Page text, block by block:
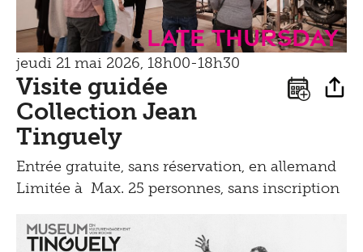
Late Thursday
jeudi 21 mai 2026, 18h00-18h30
Visite guidée
Collection Jean
Tinguely
Entrée gratuite, sans réservation, en allemand
Limitée à Max. 25 personnes, sans inscription